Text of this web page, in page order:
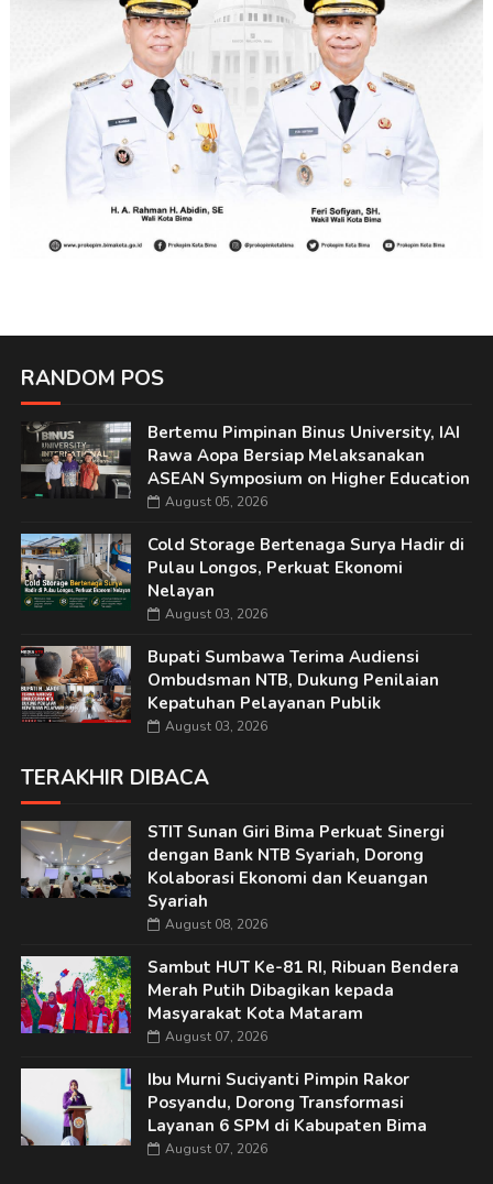
RANDOM POS
Bertemu Pimpinan Binus University, IAI
Rawa Aopa Bersiap Melaksanakan
ASEAN Symposium on Higher Education
August 05, 2026
Cold Storage Bertenaga Surya Hadir di
Pulau Longos, Perkuat Ekonomi
Nelayan
August 03, 2026
Bupati Sumbawa Terima Audiensi
Ombudsman NTB, Dukung Penilaian
Kepatuhan Pelayanan Publik
August 03, 2026
TERAKHIR DIBACA
STIT Sunan Giri Bima Perkuat Sinergi
dengan Bank NTB Syariah, Dorong
Kolaborasi Ekonomi dan Keuangan
Syariah
August 08, 2026
Sambut HUT Ke-81 RI, Ribuan Bendera
Merah Putih Dibagikan kepada
Masyarakat Kota Mataram
August 07, 2026
Ibu Murni Suciyanti Pimpin Rakor
Posyandu, Dorong Transformasi
Layanan 6 SPM di Kabupaten Bima
August 07, 2026